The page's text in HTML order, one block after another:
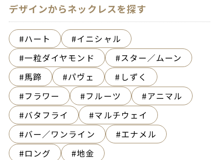
デザインからネックレスを探す
ハート
イニシャル
一粒ダイヤモンド
スター／ムーン
馬蹄
パヴェ
しずく
フラワー
フルーツ
アニマル
バタフライ
マルチウェイ
バー／ワンライン
エナメル
ロング
地金